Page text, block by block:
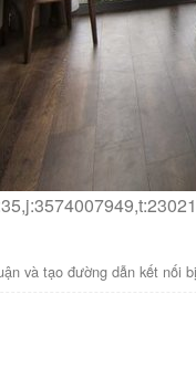
và tạo đường dẫn kết nối